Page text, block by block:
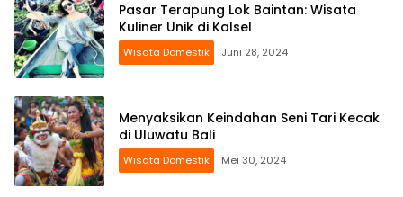
Pasar Terapung Lok Baintan: Wisata
Kuliner Unik di Kalsel
Wisata Domestik Juni 28, 2024
Menyaksikan Keindahan Seni Tari Kecak
di Uluwatu Bali
Wisata Domestik Mei 30, 2024